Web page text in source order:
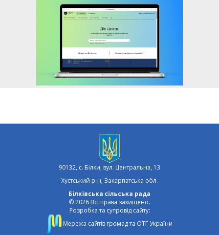
90132, с. Білки, вул. Центральна, 13
Хустський р-н, Закарпатська обл.
Білківська сільська рада
© 2026 Всі права захищено.
Розробка та супровід сайту:
Мережа сайтів громад та ОТГ України